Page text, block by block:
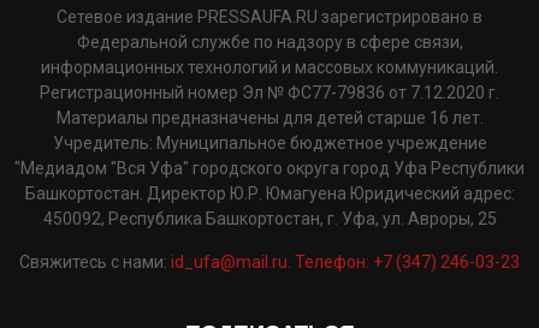
Сетевое издание PRESSAUFA.RU зарегистрировано в
Федеральной службе по надзору в сфере связи,
информационных технологий и массовых коммуникаций.
Регистрационный номер Эл № ФС77-79836 от 7.12.2020 г.
Материалы предназначены для детей старше 16 лет.
Учредитель: Муниципальное бюджетное учреждение
"Медиадом "Вся Уфа" городского округа город Уфа Республики
Башкортостан. Директор Ю.Р. Юмагуена Юридический адрес:
450092, Республика Башкортостан, г. Уфа, ул. Авроры, 25
Свяжитесь с нами: id_ufa@mail.ru. Телефон: +7 (347) 246-03-23